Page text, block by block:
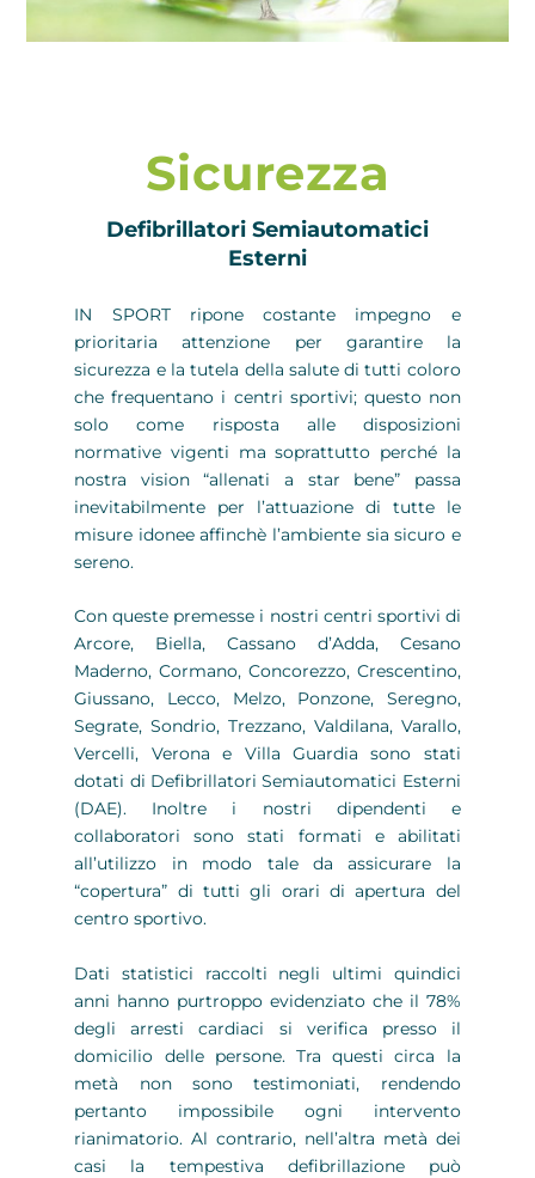
Sicurezza
Defibrillatori Semiautomatici
Esterni
IN SPORT ripone costante impegno e
prioritaria attenzione per garantire la
sicurezza e la tutela della salute di tutti coloro
che frequentano i centri sportivi; questo non
solo come risposta alle disposizioni
normative vigenti ma soprattutto perché la
nostra vision “allenati a star bene” passa
inevitabilmente per l’attuazione di tutte le
misure idonee affinchè l’ambiente sia sicuro e
sereno.
Con queste premesse i nostri centri sportivi di
Arcore, Biella, Cassano d’Adda, Cesano
Maderno, Cormano, Concorezzo, Crescentino,
Giussano, Lecco, Melzo, Ponzone, Seregno,
Segrate, Sondrio, Trezzano, Valdilana, Varallo,
Vercelli, Verona e Villa Guardia sono stati
dotati di Defibrillatori Semiautomatici Esterni
(DAE). Inoltre i nostri dipendenti e
collaboratori sono stati formati e abilitati
all’utilizzo in modo tale da assicurare la
“copertura” di tutti gli orari di apertura del
centro sportivo.
Dati statistici raccolti negli ultimi quindici
anni hanno purtroppo evidenziato che il 78%
degli arresti cardiaci si verifica presso il
domicilio delle persone. Tra questi circa la
metà non sono testimoniati, rendendo
pertanto impossibile ogni intervento
rianimatorio. Al contrario, nell’altra metà dei
casi la tempestiva defibrillazione può